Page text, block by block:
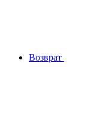
Возврат